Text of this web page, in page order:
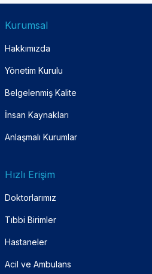
Kurumsal
Hakkımızda
Yönetim Kurulu
Belgelenmiş Kalite
İnsan Kaynakları
Anlaşmalı Kurumlar
Hızlı Erişim
Doktorlarımız
Tıbbi Birimler
Hastaneler
Acil ve Ambulans